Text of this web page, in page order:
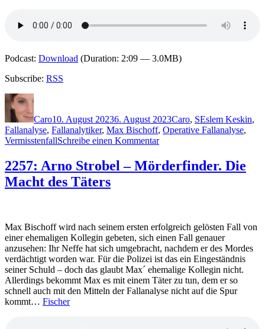
Podcast: Download (Duration: 2:09 — 3.0MB)
Subscribe: RSS
Autor
Caro10. August 20236. August 2023Caro, SEslem Keskin,
Fallanalyse, Fallanalytiker, Max Bischoff, Operative Fallanalyse,
VermisstenfallSchreibe einen Kommentarzu
Arno
Strobel
Augen
des
Opfers
2257: Arno Strobel – Mörderfinder. Die
Macht des Täters
Max Bischoff wird nach seinem ersten erfolgreich gelösten Fall von
einer ehemaligen Kollegin gebeten, sich einen Fall genauer
anzusehen: Ihr Neffe hat sich umgebracht, nachdem er des Mordes
verdächtigt worden war. Für die Polizei ist das ein Eingeständnis
seiner Schuld – doch das glaubt Max´ ehemalige Kollegin nicht.
Allerdings bekommt Max es mit einem Täter zu tun, dem er so
schnell auch mit den Mitteln der Fallanalyse nicht auf die Spur
kommt… Fischer